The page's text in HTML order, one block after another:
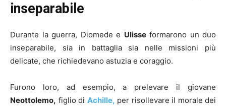
inseparabile
Durante la guerra, Diomede e Ulisseformarono un duo
inseparabile, sia in battaglia sia nelle missioni più
delicate, che richiedevano astuzia e coraggio.
Furono loro, ad esempio, a prelevare il giovane
Neottolemo, figlio di Achille, per risollevare il morale dei